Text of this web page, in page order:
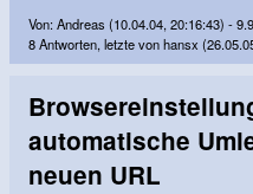
Von: Andreas (10.04.04, 20:16:43) -
8 Antworten, letzte von hansx
automatische
neuen URL